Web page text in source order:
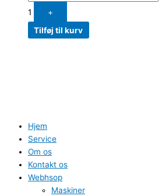
1
+
Tilføj til kurv
Hjem
Service
Om os
Kontakt os
Webhsop
Maskiner